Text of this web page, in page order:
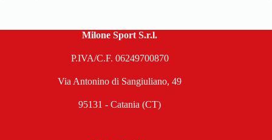
Milone Sport S.r.l.
P.IVA/C.F. 06249700870
Via Antonino di Sangiuliano, 49
95131 - Catania (CT)